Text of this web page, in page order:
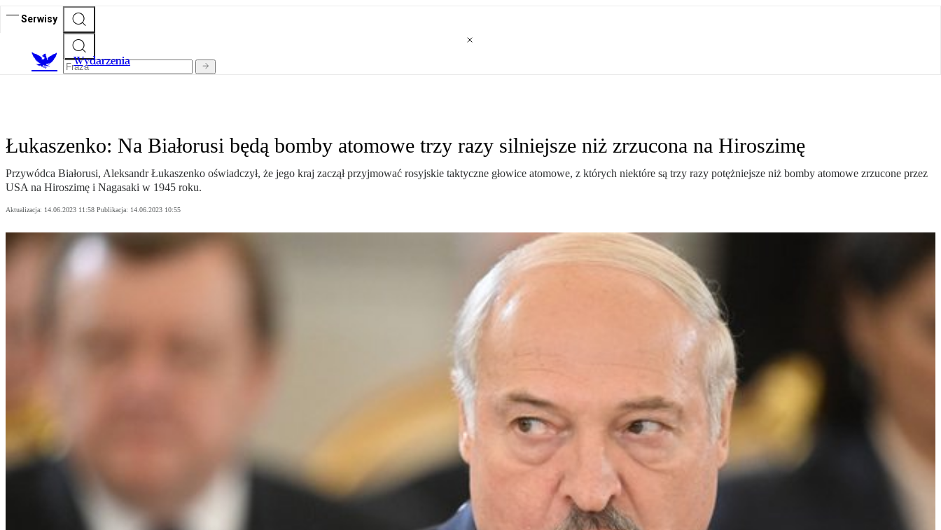
Serwisy
Wydarzenia
Łukaszenko: Na Białorusi będą bomby atomowe trzy razy silniejsze niż zrzucona na Hiroszimę
Przywódca Białorusi, Aleksandr Łukaszenko oświadczył, że jego kraj zaczął przyjmować rosyjskie taktyczne głowice atomowe, z których niektóre są trzy razy potężniejsze niż bomby atomowe zrzucone przez
USA na Hiroszimę i Nagasaki w 1945 roku.
Aktualizacja: 14.06.2023 11:58 Publikacja: 14.06.2023 10:55